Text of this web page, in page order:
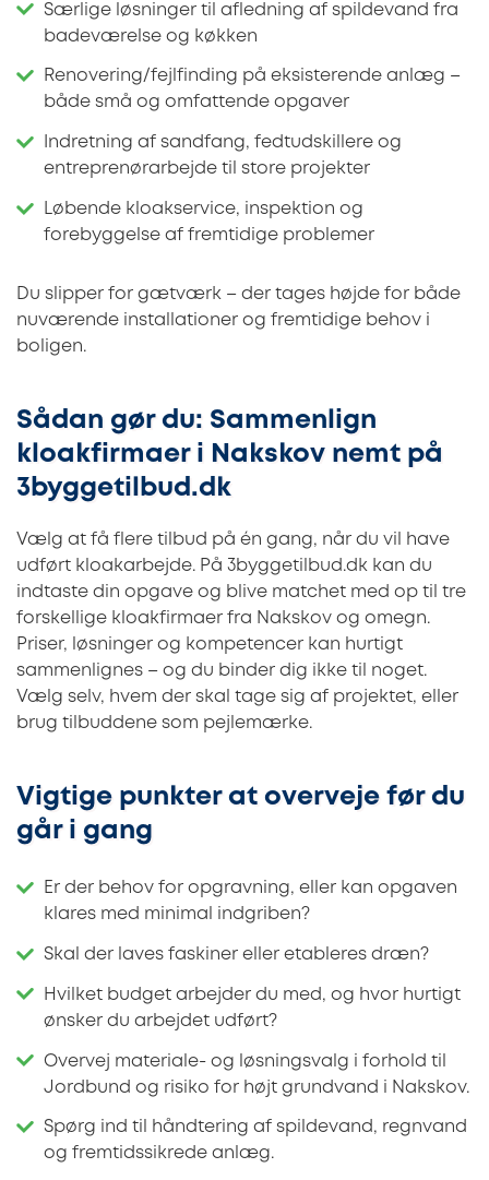
Særlige løsninger til afledning af spildevand fra
badeværelse og køkken
Renovering/fejlfinding på eksisterende anlæg –
både små og omfattende opgaver
Indretning af sandfang, fedtudskillere og
entreprenørarbejde til store projekter
Løbende kloakservice, inspektion og
forebyggelse af fremtidige problemer
Du slipper for gætværk – der tages højde for både
nuværende installationer og fremtidige behov i
boligen.
Sådan gør du: Sammenlign
kloakfirmaer i Nakskov nemt på
3byggetilbud.dk
Vælg at få flere tilbud på én gang, når du vil have
udført kloakarbejde. På 3byggetilbud.dk kan du
indtaste din opgave og blive matchet med op til tre
forskellige kloakfirmaer fra Nakskov og omegn.
Priser, løsninger og kompetencer kan hurtigt
sammenlignes – og du binder dig ikke til noget.
Vælg selv, hvem der skal tage sig af projektet, eller
brug tilbuddene som pejlemærke.
Vigtige punkter at overveje før du
går i gang
Er der behov for opgravning, eller kan opgaven
klares med minimal indgriben?
Skal der laves faskiner eller etableres dræn?
Hvilket budget arbejder du med, og hvor hurtigt
ønsker du arbejdet udført?
Overvej materiale- og løsningsvalg i forhold til
Jordbund og risiko for højt grundvand i Nakskov.
Spørg ind til håndtering af spildevand, regnvand
og fremtidssikrede anlæg.